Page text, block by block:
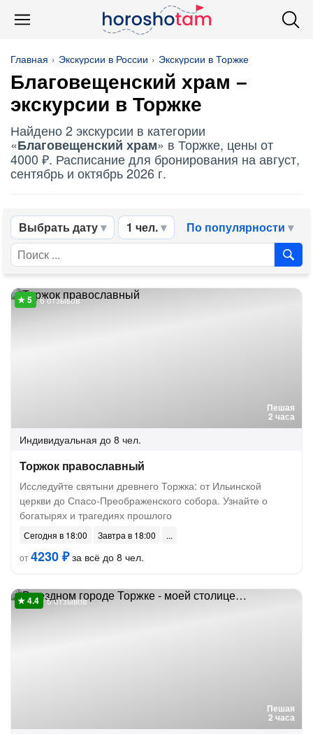
Главная Экскурсии в России Экскурсии в Торжке
Благовещенский храм –
экскурсии в Торжке
Найдено 2 экскурсии в категории
«Благовещенский храм» в Торжке, цены от
4000 ₽. Расписание для бронирования на август,
сентябрь и октябрь 2026 г.
Выбрать дату 1 чел. По популярности
Пешая
2 часа
6 отзывов
Индивидуальная до 8 чел.
Торжок православный
Исследуйте святыни древнего Торжка: от Ильинской
церкви до Спасо-Преображенского собора. Узнайте о
богатырях и трагедиях прошлого
Сегодня в 18:00
Завтра в 18:00
от4230 ₽за всё до 8 чел.
Пешая
2 часа
5 отзывов